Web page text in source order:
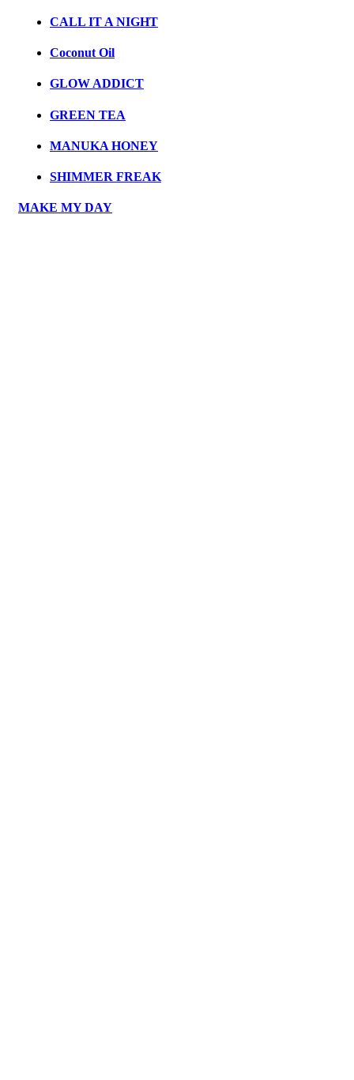
CALL IT A NIGHT
Coconut Oil
GLOW ADDICT
GREEN TEA
MANUKA HONEY
SHIMMER FREAK
MAKE MY DAY